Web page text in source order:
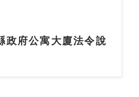
政府公寓大廈法令說